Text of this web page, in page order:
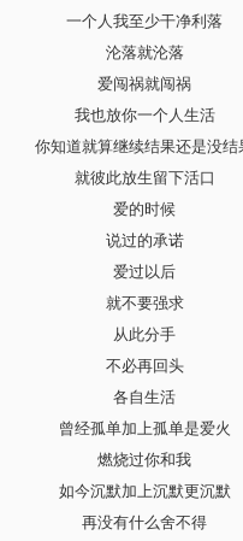
一个人我至少干净利落
沦落就沦落
爱闯祸就闯祸
我也放你一个人生活
你知道就算继续结果还是没结
就彼此放生留下活口
爱的时候
说过的承诺
爱过以后
就不要强求
从此分手
不必再回头
各自生活
曾经孤单加上孤单是爱火
燃烧过你和我
如今沉默加上沉默更沉默
再没有什么舍不得